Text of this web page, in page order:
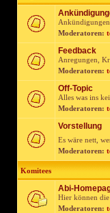
Moderatoren:
Feedback
Anregungen,
Moderatoren:
Off-Topic
Alles was ins
Moderatoren:
Vorstellung
Es wäre nett,
Moderatoren:
Komitees
Abi-
Hier können die
Moderatoren: